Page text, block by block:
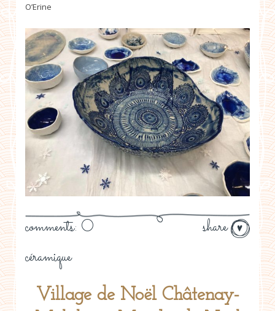
O’Erine
share
comments: 0
céramique
Village de Noël Châtenay-